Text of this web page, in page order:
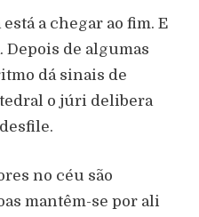
a chegar ao fim. E
Depois de algumas
dá sinais de
o júri delibera
no céu são
mantêm-se por ali